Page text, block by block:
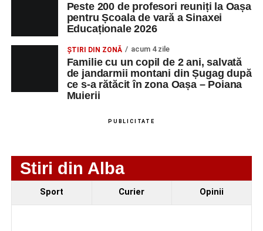
Technology Srl
OPERATOR LA
MASINI-UNELTE
NUMERICA
1 0752826367
Ultimele știri din Sebeș
Peste 200 de profesori reuniți la Oașa
pentru Școala de vară a Sinaxei
Educaționale 2026
ȘTIRI DIN ZONĂ acum 4 zile
Familie cu un copil de 2 ani, salvată
de jandarmii montani din Șugag după
ce s-a rătăcit în zona Oașa – Poiana
Muierii
PUBLICITATE
Stiri din Alba
Sport Curier Opinii